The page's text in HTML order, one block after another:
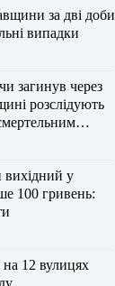
за дві доби
випадки
загинув через
розслідують
вихідний у
100 гривень:
на 12 вулицях